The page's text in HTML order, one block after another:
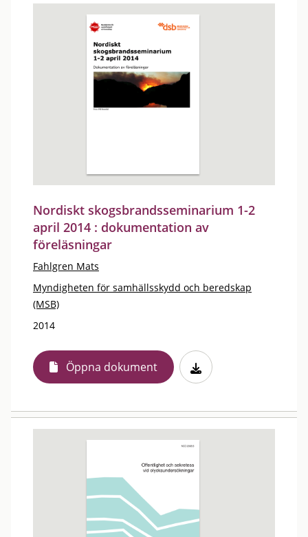
Nordiskt skogsbrandsseminarium 1-2
april 2014 : dokumentation av
föreläsningar
Fahlgren Mats
Myndigheten för samhällsskydd och beredskap
(MSB)
2014
Öppna dokument